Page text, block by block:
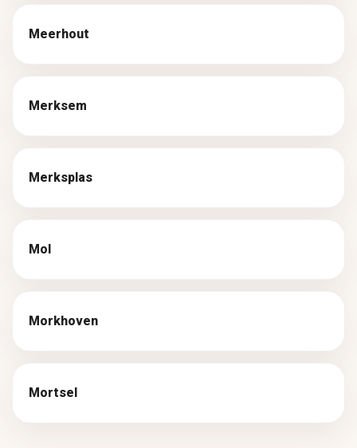
Meerhout
Merksem
Merksplas
Mol
Morkhoven
Mortsel